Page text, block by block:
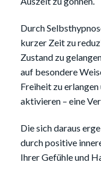
Durch
kurzer Zeit zu
Zustand zu
auf besondere
Freiheit zu
aktivieren – eine
Die sich daraus
durch positive
Ihrer Gefühle und